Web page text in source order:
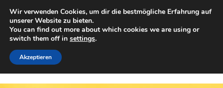
primären
Inhalt
springen
sekundären
Inhalt
springenAchwelle
Campus Medien der Fachhochschule Vorarlberg
Wir verwenden Cookies, um dir die bestmögliche Erfahrung auf
unserer Website zu bieten.
You can find out more about which cookies we are using or
switch them off in settings.
Akzeptieren